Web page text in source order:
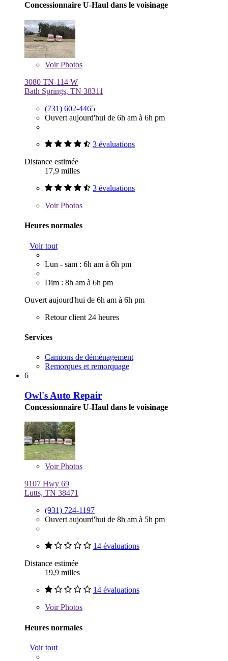
Concessionnaire U-Haul dans le voisinage
VoirPhotos
3080 TN-114 W
Bath Springs, TN 38311
(731) 602-4465
Ouvert aujourd'hui de 6h am à 6h pm
3 évaluations
Distance estimée
17,9 milles
3 évaluations
VoirPhotos
Heures normales
Voir tout
Lun - sam : 6h am à 6h pm
Dim : 8h am à 6h pm
Ouvert aujourd'hui de 6h am à 6h pm
Retour client 24 heures
Services
Camions de déménagement
Remorques et remorquage
6
Owl's Auto Repair
Concessionnaire U-Haul dans le voisinage
VoirPhotos
9107 Hwy 69
Lutts, TN 38471
(931) 724-1197
Ouvert aujourd'hui de 8h am à 5h pm
14 évaluations
Distance estimée
19,9 milles
14 évaluations
VoirPhotos
Heures normales
Voir tout